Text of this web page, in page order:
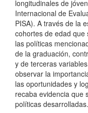
longitudinales de
Internacional de
PISA). A través de la
cohortes de edad
las políticas
de la graduación,
y de terceras
observar la
las oportunidades y
recaba evidencia que
políticas desarrolladas.